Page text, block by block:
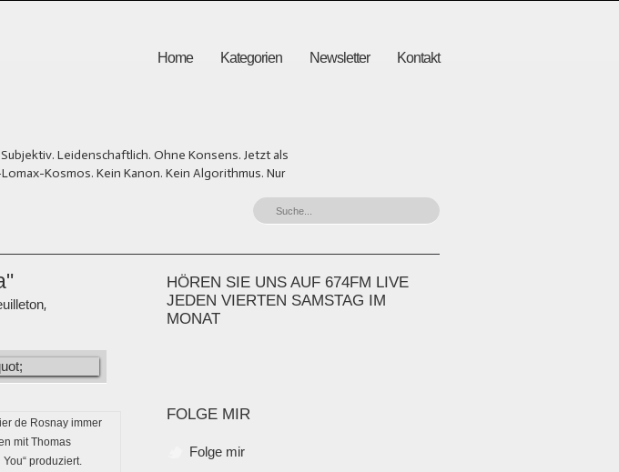
Home Kategorien Newsletter Kontakt
Subjektiv. Leidenschaftlich. Ohne Konsens. Jetzt als
Kosmos. Kein Kanon. Kein Algorithmus. Nur
,
de Rosnay immer
mit Thomas
produziert.
HÖREN SIE UNS AUF 674FM LIVE
JEDEN VIERTEN SAMSTAG IM
MONAT
FOLGE MIR
Folge mir